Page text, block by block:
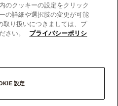
のクッキーの設定をクリック
の詳細や選択肢の変更が可能
取り扱いにつきましては、プ
さい。
プライバシーポリシ
設定